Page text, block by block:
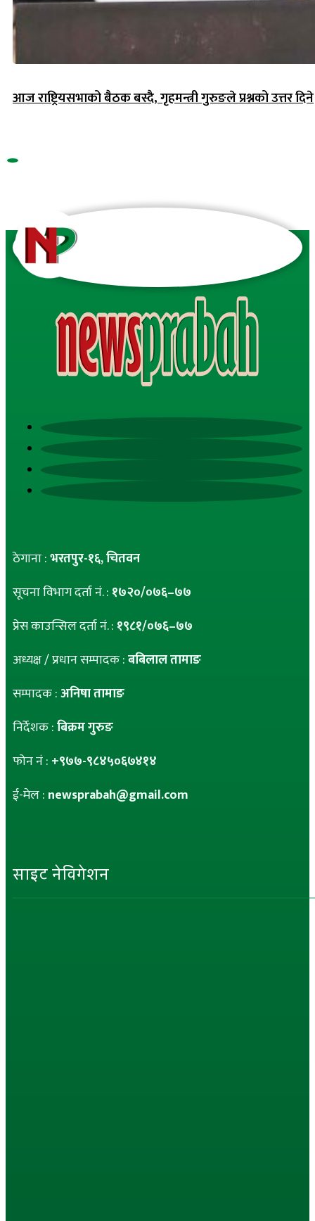
आज राष्ट्रियसभाको बैठक बस्दै, गृहमन्त्री गुरुङले प्रश्नको उत्तर दिने
ठेगाना :भरतपुर-१६, चितवन
सूचना विभाग दर्ता नं. : १७२०/०७६–७७
प्रेस काउन्सिल दर्ता नं. : १९८१/०७६–७७
अध्यक्ष / प्रधान सम्पादक :बबिलाल तामाङ
सम्पादक :अनिषा तामाङ
निर्देशक :बिक्रम गुरुङ
फोन नं : +९७७-९८४५०६७४१४
ई-मेल : newsprabah@gmail.com
साइट नेविगेशन